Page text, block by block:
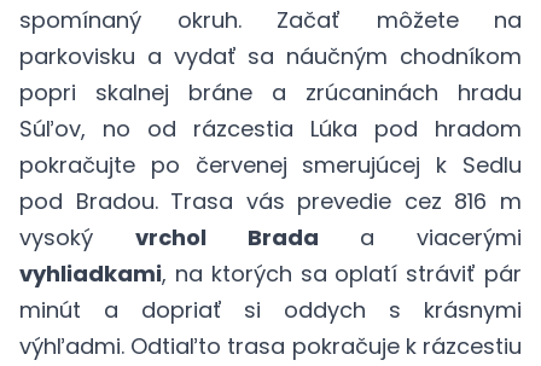
spomínaný okruh. Začať môžete na
parkovisku a vydať sa náučným chodníkom
popri skalnej bráne a zrúcaninách hradu
Súľov, no od rázcestia Lúka pod hradom
pokračujte po červenej smerujúcej k Sedlu
pod Bradou. Trasa vás prevedie cez 816 m
vysoký vrchol Brada a viacerými
vyhliadkami, na ktorých sa oplatí stráviť pár
minút a dopriať si oddych s krásnymi
výhľadmi. Odtiaľto trasa pokračuje k rázcestiu